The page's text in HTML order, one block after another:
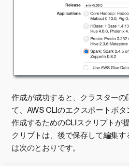
作成が成功すると、クラスターの
て、AWS CLIのエクスポートボ
作成するためのCLIスクリプトが
クリプトは、後で保存して編集
は次のとおりです。